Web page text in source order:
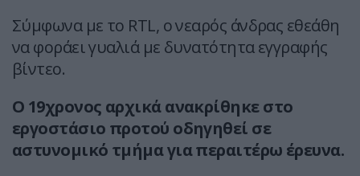
Σύμφωνα με το RTL, ο νεαρός άνδρας εθεάθη
να φοράει γυαλιά με δυνατότητα εγγραφής
βίντεο.
Ο 19χρονος αρχικά ανακρίθηκε στο
εργοστάσιο προτού οδηγηθεί σε
αστυνομικό τμήμα για περαιτέρω έρευνα.